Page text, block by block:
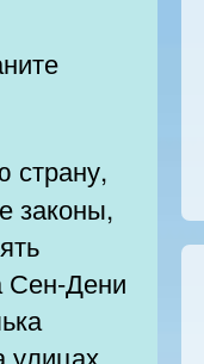
законы,
Сен-Дени
улицах